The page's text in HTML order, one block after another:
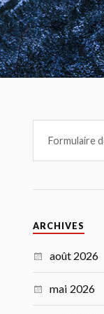
ARCHIVES
août 2026
mai 2026